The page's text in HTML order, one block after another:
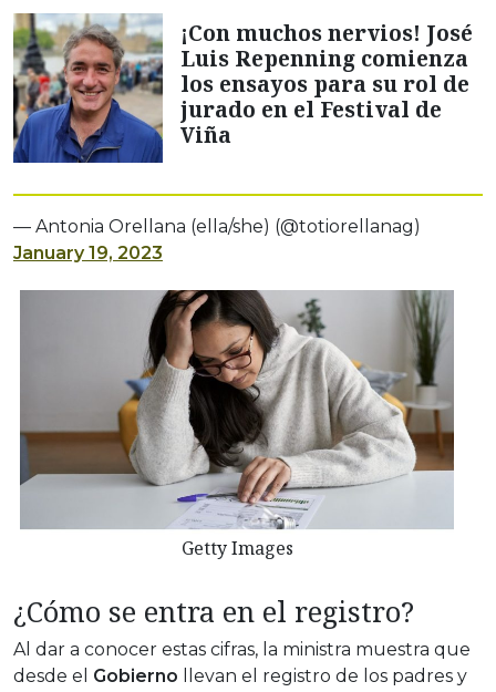
¡Con muchos nervios! José
Luis Repenning comienza
los ensayos para su rol de
jurado en el Festival de
Viña
— Antonia Orellana (ella/she) (@totiorellanag)
January 19, 2023
Getty Images
¿Cómo se entra en el registro?
Al dar a conocer estas cifras, la ministra muestra que
desde el Gobierno llevan el registro de los padres y